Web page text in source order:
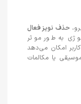
حذف نویز فعال
به طور موثر
امکان می‌دهد
یا مکالمات